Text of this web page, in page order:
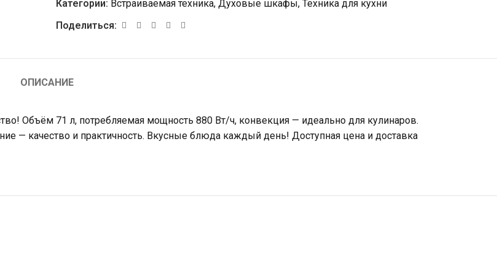
Категории: Встраиваемая техника, Духовые шкафы, Техника для кухни
Поделиться:
ОПИСАНИЕ
Объём 71 л, потребляемая мощность 880 Вт/ч, конвекция — идеально для кулинаров.
— качество и практичность. Вкусные блюда каждый день! Доступная цена и доставка